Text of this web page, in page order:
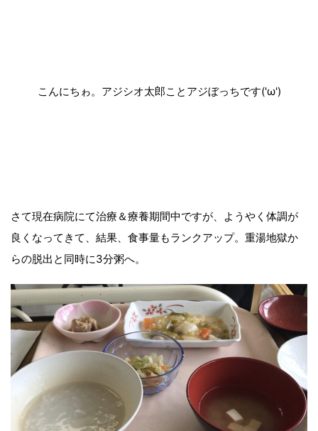
こんにちゎ。アジシオ太郎ことアジぼっちです('ω')
さて現在病院にて治療＆療養期間中ですが、ようやく体調が
良くなってきて、結果、食事量もランクアップ。重湯地獄か
らの脱出と同時に3分粥へ。